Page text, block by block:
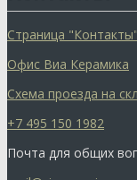
Страница "Контакты"
Офис Виа Керамика
Схема проезда на
+7 495 150 1982
Почта для общих